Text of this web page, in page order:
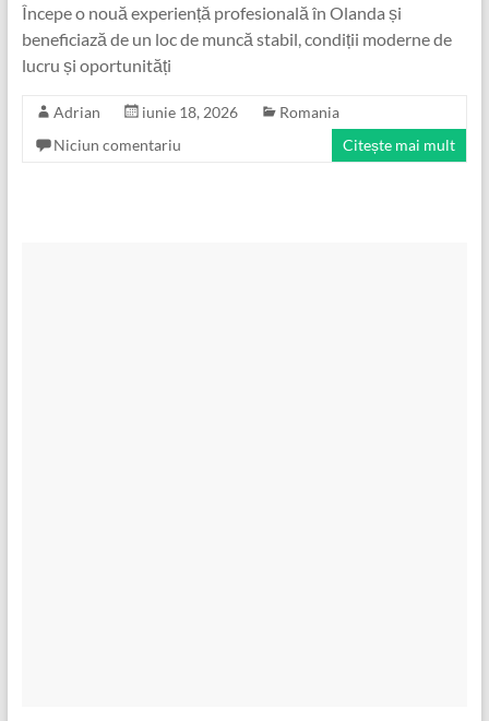
Începe o nouă experiență profesională în Olanda și
beneficiază de un loc de muncă stabil, condiții moderne de
lucru și oportunități
Adrian iunie 18, 2026
Romania
Niciun comentariu
Citește mai mult